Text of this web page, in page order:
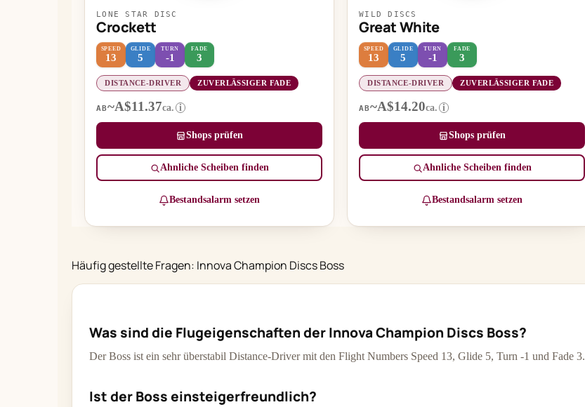
LONE STAR DISC
Crockett
SPEED
13
GLIDE
5
TURN
-1
FADE
3
DISTANCE-DRIVER ZUVERLÄSSIGER FADE
AB~A$11.37ca. i
Shops prüfen
Ähnliche Scheiben finden
Bestandsalarm setzen
WILD DISCS
Great White
SPEED
13
GLIDE
5
TURN
-1
FADE
3
DISTANCE-DRIVER ZUVERLÄSSIGER FADE
AB~A$14.20ca. i
Shops prüfen
Ähnliche Scheiben finden
Bestandsalarm setzen
Häufig gestellte Fragen: Innova Champion Discs Boss
Was sind die Flugeigenschaften der Innova Champion Discs Boss?
Der Boss ist ein sehr überstabil Distance-Driver mit den Flight Numbers Speed 13, Glide 5, Turn -1 und Fade 3.
Ist der Boss einsteigerfreundlich?